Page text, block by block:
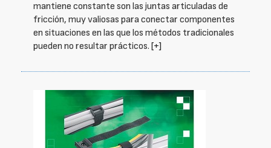
mantiene constante son las juntas articuladas de
fricción, muy valiosas para conectar componentes
en situaciones en las que los métodos tradicionales
pueden no resultar prácticos. [+]